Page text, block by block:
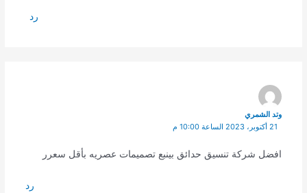
رد
وتد الشمري
21 أكتوبر، 2023 الساعة 10:00 م
افضل شركة تنسيق حدائق بينبع تصميمات عصريه بأقل سعرر
رد